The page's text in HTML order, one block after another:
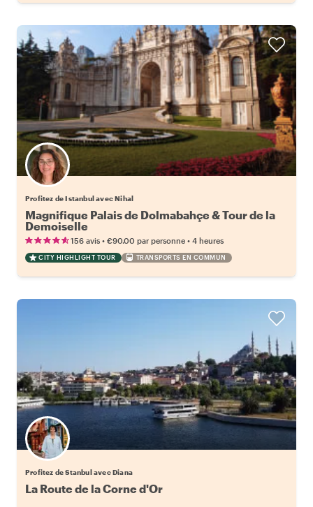
Profitez de Istanbul avec Nihal
Magnifique Palais de Dolmabahçe & Tour de la
Demoiselle
156 avis • €90.00 par personne • 4 heures
CITY HIGHLIGHT TOUR TRANSPORTS EN COMMUN
Profitez de Stanbul avec Diana
La Route de la Corne d'Or